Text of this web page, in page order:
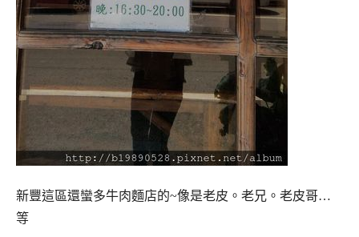
新豐這區還蠻多牛肉麵店的~像是老皮。老兄。老皮哥…
等